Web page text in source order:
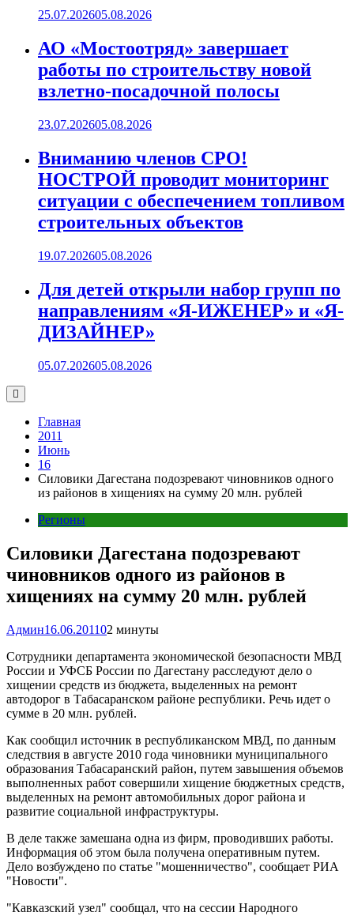
25.07.202605.08.2026
АО «Мостоотряд» завершает
работы по строительству новой
взлетно-посадочной полосы
23.07.202605.08.2026
Вниманию членов СРО!
НОСТРОЙ проводит мониторинг
ситуации с обеспечением топливом
строительных объектов
19.07.202605.08.2026
Для детей открыли набор групп по
направлениям «Я-ИЖЕНЕР» и «Я-
ДИЗАЙНЕР»
05.07.202605.08.2026
Главная
2011
Июнь
16
Силовики Дагестана подозревают чиновников одного
из районов в хищениях на сумму 20 млн. рублей
Регионы
Силовики Дагестана подозревают
чиновников одного из районов в
хищениях на сумму 20 млн. рублей
Админ16.06.201102 минуты
Сотрудники департамента экономической безопасности МВД
России и УФСБ России по Дагестану расследуют дело о
хищении средств из бюджета, выделенных на ремонт
автодорог в Табасаранском районе республики. Речь идет о
сумме в 20 млн. рублей.
Как сообщил источник в республиканском МВД, по данным
следствия в августе 2010 года чиновники муниципального
образования Табасаранский район, путем завышения объемов
выполненных работ совершили хищение бюджетных средств,
выделенных на ремонт автомобильных дорог района и
развитие социальной инфраструктуры.
В деле также замешана одна из фирм, проводивших работы.
Информация об этом была получена оперативным путем.
Дело возбуждено по статье "мошенничество", сообщает РИА
"Новости".
"Кавказский узел" сообщал, что на сессии Народного